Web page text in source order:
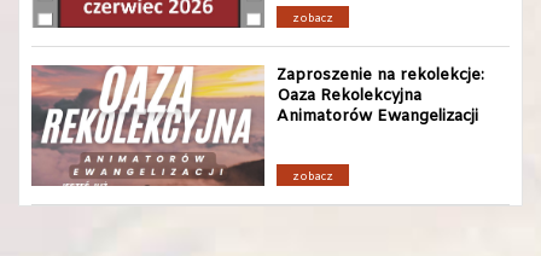
zobacz
Zaproszenie na rekolekcje:
Oaza Rekolekcyjna
Animatorów Ewangelizacji
zobacz